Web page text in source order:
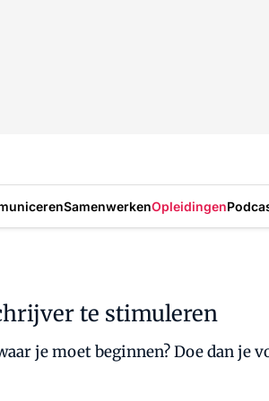
SamenwerkenOpleidingen
te stimuleren
je moet beginnen? Doe dan